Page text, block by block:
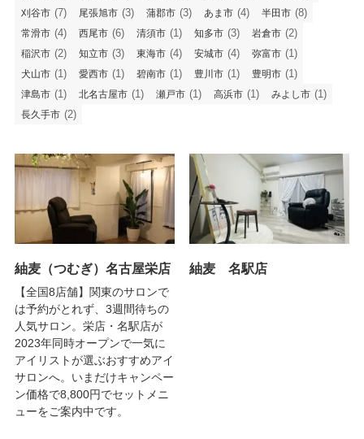
刈谷市 (7) 尾張旭市 (3) 蒲郡市 (3) あま市 (4) 半田市 (8)
常滑市 (4) 西尾市 (6) 清須市 (1) 知多市 (3) 岩倉市 (2)
稲沢市 (2) 知立市 (3) 東海市 (4) 安城市 (4) 弥富市 (1)
犬山市 (1) 愛西市 (1) 碧南市 (1) 豊川市 (1) 豊明市 (1)
津島市 (1) 北名古屋市 (1) 瀬戸市 (1) 高浜市 (1) みよし市 (1)
長久手市 (2)
紬麦（つむぎ）名古屋栄店
【全国8店舗】関東のサロンで
は予約がとれず、3週間待ちの
人気サロン。栄店・名駅店が
2023年同時オープンで一気に
アイリストが選ぶおすすめアイ
サロンへ。いまだけキャンペー
ン価格で8,800円でセットメニ
ューをご案内中です。
紬麦 名駅店